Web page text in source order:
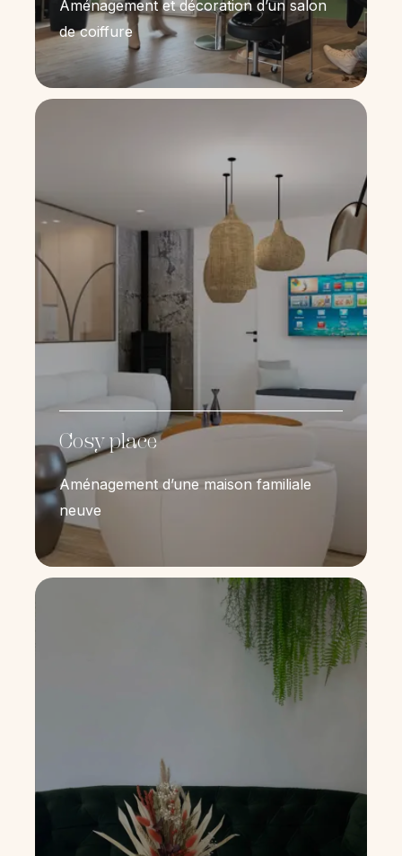
Aménagement et décoration d’un salon
de coiffure
Cosy place
Aménagement d’une maison familiale
neuve